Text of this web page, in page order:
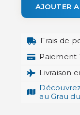
AJOUTER
Frais de
Paiement
Livraison
au Grau